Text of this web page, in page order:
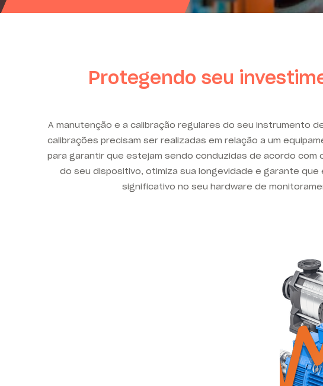
Protegendo seu
A manutenção e a calibração regulares do seu instrumento
calibrações precisam ser realizadas em relação a um
para garantir que estejam sendo conduzidas de acordo
do seu dispositivo, otimiza sua longevidade e garante
significativo no seu hardware de